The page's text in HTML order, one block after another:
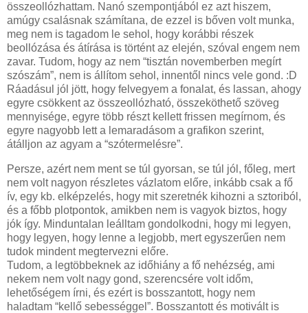
összeollózhattam. Nanó szempontjából ez azt hiszem,
amúgy csalásnak számítana, de ezzel is bőven volt munka,
meg nem is tagadom le sehol, hogy korábbi részek
beollózása és átírása is történt az elején, szóval engem nem
zavar. Tudom, hogy az nem “tisztán novemberben megírt
szószám”, nem is állítom sehol, innentől nincs vele gond. :D
Ráadásul jól jött, hogy felvegyem a fonalat, és lassan, ahogy
egyre csökkent az összeollózható, összeköthető szöveg
mennyisége, egyre több részt kellett frissen megírnom, és
egyre nagyobb lett a lemaradásom a grafikon szerint,
átálljon az agyam a “szótermelésre”.
Persze, azért nem ment se túl gyorsan, se túl jól, főleg, mert
nem volt nagyon részletes vázlatom előre, inkább csak a fő
ív, egy kb. elképzelés, hogy mit szeretnék kihozni a sztoriból,
és a főbb plotpontok, amikben nem is vagyok biztos, hogy
jók így. Minduntalan leálltam gondolkodni, hogy mi legyen,
hogy legyen, hogy lenne a legjobb, mert egyszerűen nem
tudok mindent megtervezni előre.
Tudom, a legtöbbeknek az időhiány a fő nehézség, ami
nekem nem volt nagy gond, szerencsére volt időm,
lehetőségem írni, és ezért is bosszantott, hogy nem
haladtam “kellő sebességgel”. Bosszantott és motivált is